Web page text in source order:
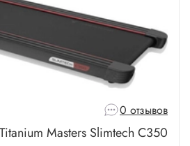
0 отзывов
Masters Slimtech C350